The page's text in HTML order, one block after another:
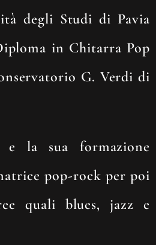
degli Studi di Pavia
in Chitarra Pop
G. Verdi di
la sua formazione
pop-rock per poi
quali blues, jazz e